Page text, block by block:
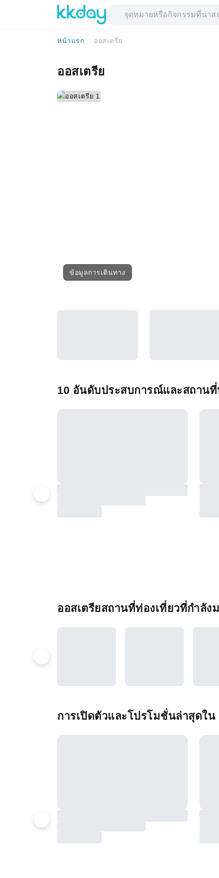
หน้าแรก ออสเตรีย
ออสเตรีย
ข้อมูลการเดินทาง
10 อันดับประสบการณ์และสถาน
ออสเตรียสถานที่ท่องเที่ยวที่กำลัง
การเปิดตัวและโปรโมชั่นล่าสุดใน